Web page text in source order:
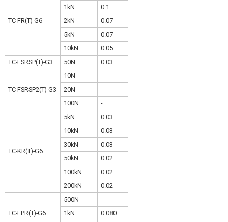
TC-FR(T)-G6
1kN
0.1
2kN
0.07
5kN
0.07
10kN
0.05
TC-FSRSP(T)-G3
50N 0.03
TC-FSRSP2(T)-G3
10N
-
20N
-
100N
-
TC-KR(T)-G6
5kN
0.03
10kN
0.03
30kN
0.03
50kN
0.02
100kN
0.02
200kN
0.02
TC-LPR(T)-G6
500N
-
1kN
0.080